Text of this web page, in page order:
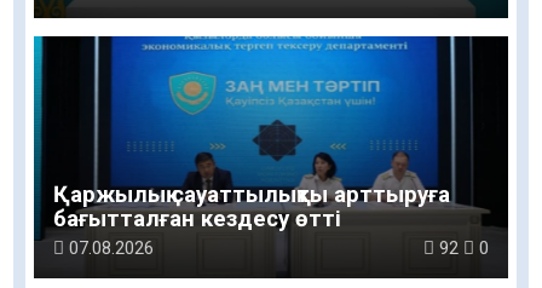
Қаржылық сауаттылықты арттыруға
бағытталған кездесу өтті
07.08.2026 92 0